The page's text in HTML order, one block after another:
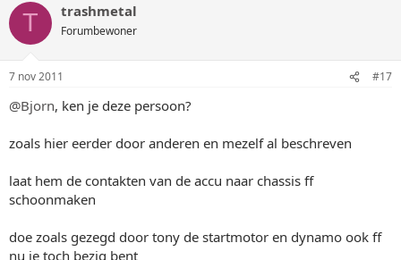
T trashmetal
Forumbewoner
7 nov 2011 #17
@Bjorn, ken je deze persoon?
zoals hier eerder door anderen en mezelf al beschreven
laat hem de contakten van de accu naar chassis ff
schoonmaken
doe zoals gezegd door tony de startmotor en dynamo ook ff
nu je toch bezig bent